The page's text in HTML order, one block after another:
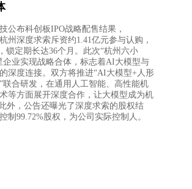
公布科创板IPO战略配售结果，
州深度求索斥资约1.41亿元参与认购，
锁定期长达36个月。此次“杭州六小
企业实现战略合体，标志着AI大模型与
深度连接。双方将推进“AI大模型+人形
联合研发，在通用人工智能、高性能机
等方面展开深度合作，让大模型成为机
外，公告还曝光了深度求索的股权结
制99.72%股权，为公司实际控制人。